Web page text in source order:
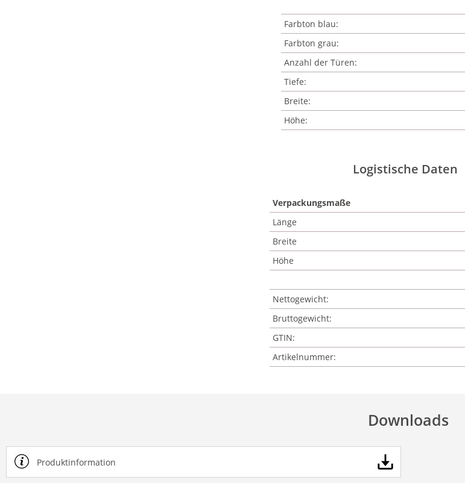
Farbton blau:
Farbton grau:
Anzahl der Türen:
Tiefe:
Breite:
Höhe:
Logistische Daten
Verpackungsmaße
Länge
Breite
Höhe
Nettogewicht:
Bruttogewicht:
GTIN:
Artikelnummer:
Downloads
Produktinformation